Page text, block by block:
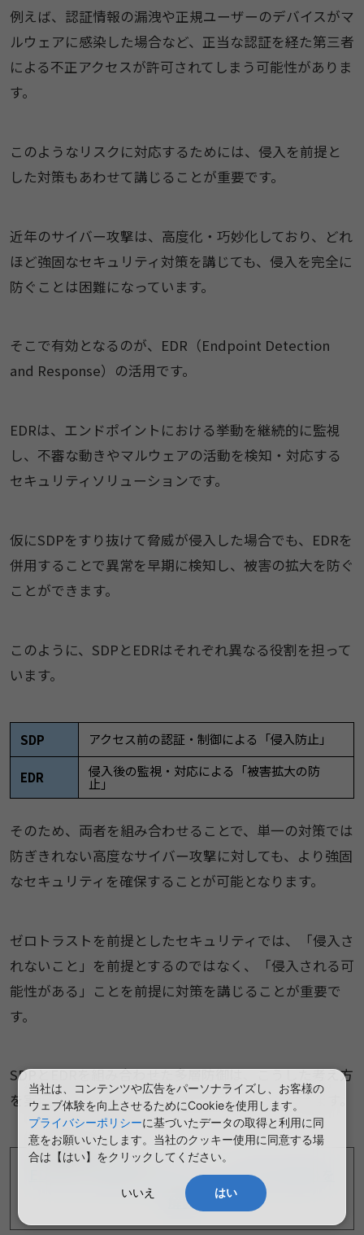
例えば、認証情報の漏洩や正規ユーザーのデバイスがマ
ルウェアに感染した場合など、正当な認証を経た第三者
による不正アクセスが許可されてしまう可能性がありま
す。
このようなリスクに対応するためには、侵入を前提と
した対策もあわせて講じることが重要です。
近年のサイバー攻撃は、高度化・巧妙化しており、どれ
ほど強固なセキュリティ対策を講じても、侵入を完全に
防ぐことは困難になっています。
そこで有効となるのが、EDR（Endpoint Detection
and Response）の活用です。
EDRは、エンドポイントにおける挙動を継続的に監視
し、不審な動きやマルウェアの活動を検知・対応する
セキュリティソリューションです。
仮にSDPをすり抜けて脅威が侵入した場合でも、EDRを
併用することで異常を早期に検知し、被害の拡大を防ぐ
ことができます。
このように、SDPとEDRはそれぞれ異なる役割を担って
います。
SDP アクセス前の認証・制御による「侵入防止」
EDR 侵入後の監視・対応による「被害拡大の防
止」
そのため、両者を組み合わせることで、単一の対策では
防ぎきれない高度なサイバー攻撃に対しても、より強固
なセキュリティを確保することが可能となります。
ゼロトラストを前提としたセキュリティでは、「侵入さ
れないこと」を前提とするのではなく、「侵入される可
能性がある」ことを前提に対策を講じることが重要で
す。
SDPとEDRを組み合わせた多層防御は、こうした考え方
を実現するための有効なアプローチの一つといえます。
関連ページ
EDRとは？機能や導入メリット、EPPとの違いを
解説
当社は、コンテンツや広告をパーソナライズし、お客様の
ウェブ体験を向上させるためにCookieを使用します。
プライバシーポリシーに基づいたデータの取得と利用に同
意をお願いいたします。当社のクッキー使用に同意する場
合は【はい】をクリックしてください。
いいえ はい